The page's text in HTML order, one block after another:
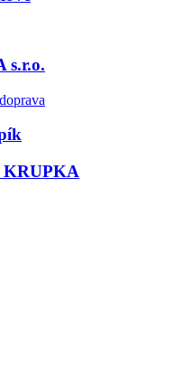
s.r.o.
KRUPKA